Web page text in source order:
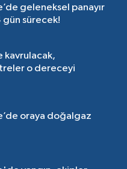
geleneksel panayır
gün sürecek!
kavrulacak,
o dereceyi
oraya doğalgaz